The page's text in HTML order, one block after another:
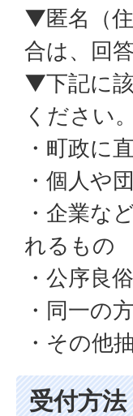
▼匿名（
合は、回
▼下記に
ください。
・町政に
・個人や
・企業な
れるもの
・公序良
・同一の
・その他
受付方法